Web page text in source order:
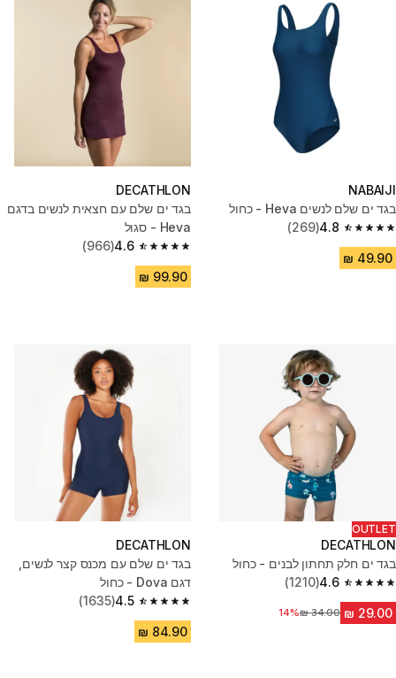
NABAIJI
בגד ים שלם לנשים Heva - כחול
4.8
4.8 out of 5 stars from 269 reviews
(269)
DECATHLON
בגד ים שלם עם חצאית לנשים בדגם
Heva - סגול
4.6
4.6 out of 5 stars from 966 reviews
(966)
OUTLET
DECATHLON
בגד ים חלק תחתון לבנים - כחול
4.6
4.6 out of 5 stars from 1210 reviews
(1210)
מחיר לפני הנחה‏34.00 ₪
14%
DECATHLON
בגד ים שלם עם מכנס קצר לנשים,
דגם Dova - כחול
4.5
4.5 out of 5 stars from 1635 reviews
(1635)